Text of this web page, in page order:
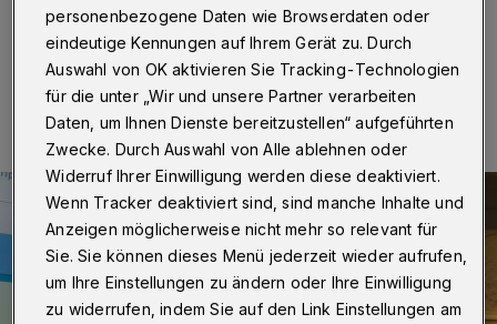
22.02.2019 , 07:30 Uhr 2 Minuten Lesezeit
personenbezogene Daten wie Browserdaten oder
eindeutige Kennungen auf Ihrem Gerät zu. Durch
Auswahl von OK aktivieren Sie Tracking-Technologien
für die unter „Wir und unsere Partner verarbeiten
Daten, um Ihnen Dienste bereitzustellen“ aufgeführten
Zwecke. Durch Auswahl von Alle ablehnen oder
Widerruf Ihrer Einwilligung werden diese deaktiviert.
Wenn Tracker deaktiviert sind, sind manche Inhalte und
Anzeigen möglicherweise nicht mehr so relevant für
Sie. Sie können dieses Menü jederzeit wieder aufrufen,
um Ihre Einstellungen zu ändern oder Ihre Einwilligung
zu widerrufen, indem Sie auf den Link Einstellungen am